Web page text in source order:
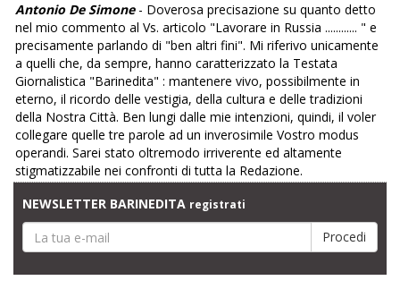
Antonio De Simone- Doverosa precisazione su quanto detto
nel mio commento al Vs. articolo "Lavorare in Russia ............ " e
precisamente parlando di "ben altri fini". Mi riferivo unicamente
a quelli che, da sempre, hanno caratterizzato la Testata
Giornalistica "Barinedita" : mantenere vivo, possibilmente in
eterno, il ricordo delle vestigia, della cultura e delle tradizioni
della Nostra Città. Ben lungi dalle mie intenzioni, quindi, il voler
collegare quelle tre parole ad un ​inverosimile ​​Vostro ​modus
operandi​. Sarei stato oltremodo irriverente ed altamente
stigmatizzabile nei confronti di tutta la Redazione.
NEWSLETTER BARINEDITA registrati